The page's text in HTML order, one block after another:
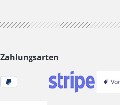
Zahlungsarten